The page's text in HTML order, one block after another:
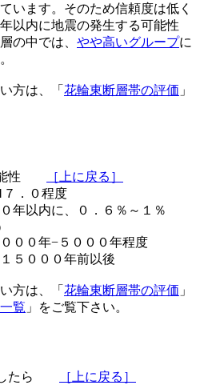
います。そのため信頼度は低く
以内に地震の発生する可能性
の中では、 やや高いグループに
方は、「 花輪東断層帯の評価 」
性
［上に戻る］
．０程度
年以内に、０．６％～１％
０年−５０００年程度
５０００年前以後
方は、「 花輪東断層帯の評価 」
覧 」をご覧下さい。
たら ［上に戻る］